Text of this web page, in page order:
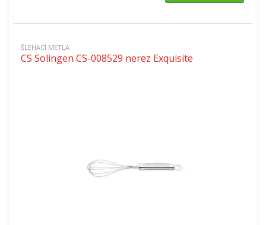
ŠLEHACÍ METLA
CS Solingen CS-008529 nerez Exquisite